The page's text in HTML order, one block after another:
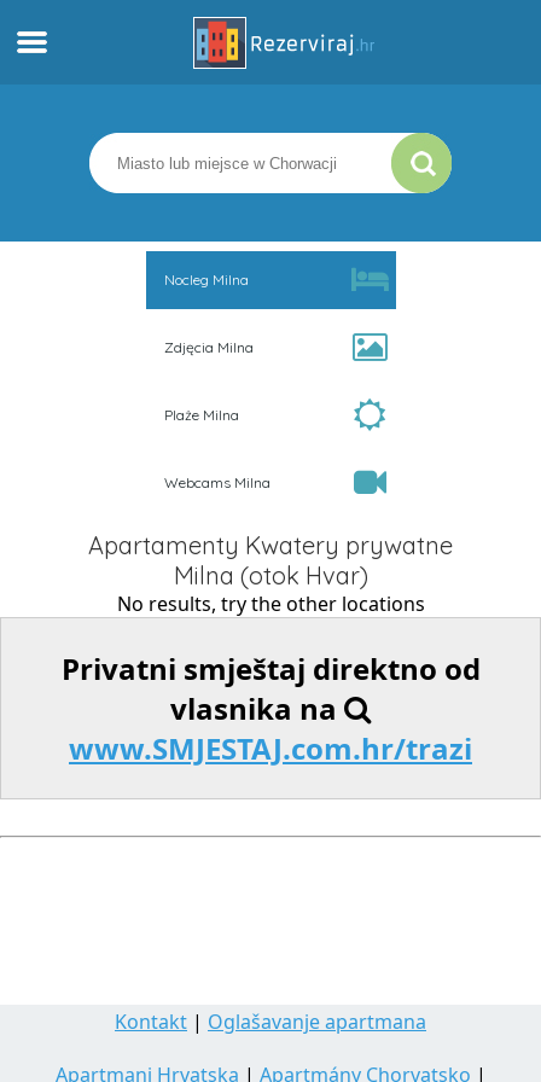
Apartamenty
Informacja turystyczna
Nocleg Milna
Zdjęcia Milna
Plaże Milna
Webcams Milna
Apartamenty Kwatery prywatne
Milna (otok Hvar)
No results, try the other locations
Privatni smještaj direktno od
vlasnika na
www.SMJESTAJ.com.hr/trazi
Kontakt | Oglašavanje apartmana
Apartmani Hrvatska | Apartmány Chorvatsko |